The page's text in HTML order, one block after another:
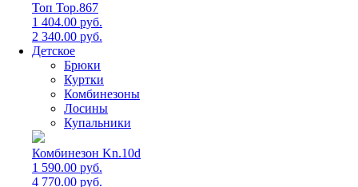
Топ Top.867
1 404.00 руб.
2 340.00 руб.
Детское
Брюки
Куртки
Комбинезоны
Лосины
Купальники
Комбинезон Kn.10d
1 590.00 руб.
4 770.00 руб.